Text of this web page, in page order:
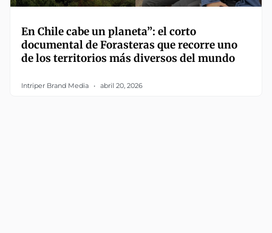
En Chile cabe un planeta”: el corto
documental de Forasteras que recorre uno
de los territorios más diversos del mundo
Intriper Brand Media abril 20, 2026